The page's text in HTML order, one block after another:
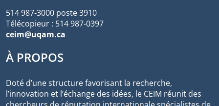
514 987-3000 poste 3910
Télécopieur : 514 987-0397
ceim@uqam.ca
À PROPOS
Doté d’une structure favorisant la recherche,
l’innovation et l’échange des idées, le CEIM réunit des